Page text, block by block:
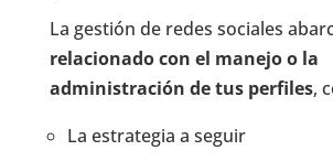
La gestión de redes sociales
relacionado con el manejo o la
administración de tus perfiles,
La estrategia a seguir